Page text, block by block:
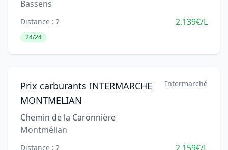
Bassens
Distance : ? 2.139€/L
24/24
Prix carburants INTERMARCHE
MONTMELIAN
Intermarché
Chemin de la Caronnière
Montmélian
Distance : ?